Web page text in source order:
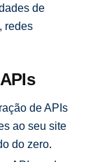
de
redes
de APIs
ao seu site
do zero.